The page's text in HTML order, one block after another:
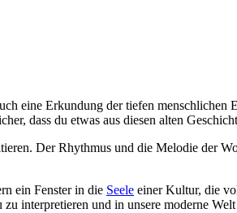
eine Erkundung der tiefen
dass du etwas aus diesen alten
Der Rhythmus und die Melodie der
ein Fenster in die Seele einer Kultur, die
interpretieren und in unsere moderne